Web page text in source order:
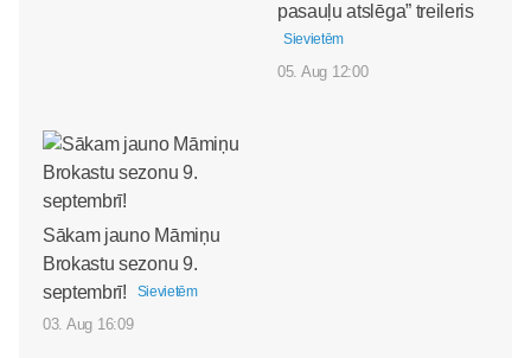
pasauļu atslēga” treileris
Sievietēm
05. Aug 12:00
Sākam jauno Māmiņu
Brokastu sezonu 9.
septembrī!
Sievietēm
03. Aug 16:09